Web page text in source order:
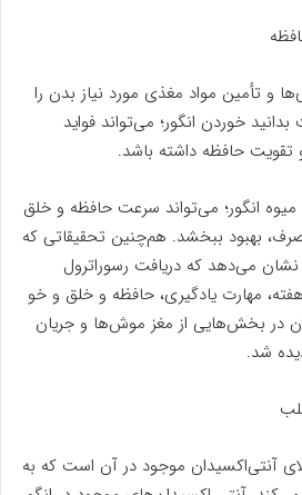
و تأمین مواد مغذی مورد نیاز بدن را
خوردن انگور؛ می‌تواند فواید
تقویت حافظه داشته باشد.
لیتر آب میوه انگور؛ می‌تواند سرعت حافظه و خلق
از مصرف، بهبود ببخشد. هم‌چنین تحقیقاتی که
می‌دهد که دریافت رسوراترول
موجود در انگور به مدت ۴ هفته، مهارت یادگیری، حافظه و خلق و خو
در بخش‌هایی از مغز موش‌ها و جریان
شد.
آنتی‌اکسیدان موجود در آن است که به